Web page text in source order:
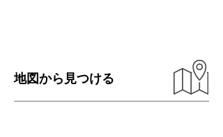
地図から見つける